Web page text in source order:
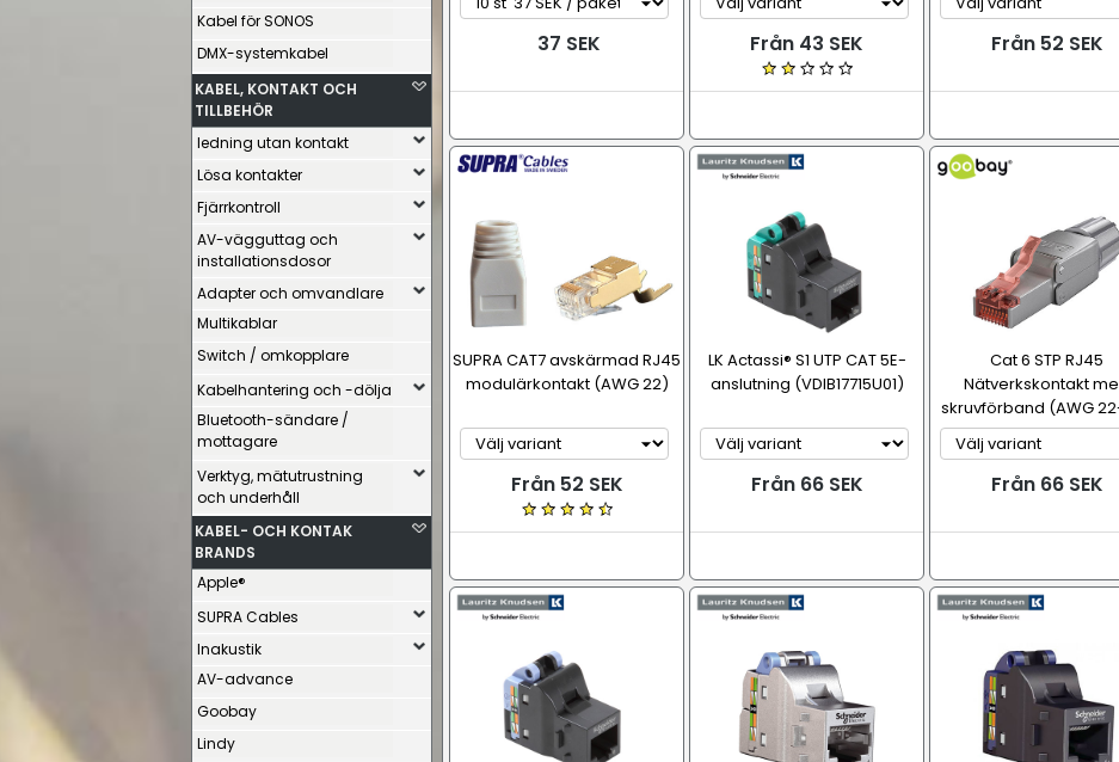
Kabel för SONOS
DMX-systemkabel
KABEL, KONTAKT OCH
TILLBEHÖR
ledning utan kontakt
Lösa kontakter
Fjärrkontroll
AV-vägguttag och
installationsdosor
Adapter och omvandlare
Multikablar
Switch / omkopplare
Kabelhantering och -dölja
Bluetooth-sändare /
mottagare
Verktyg, mätutrustning
och underhåll
KABEL- OCH KONTAK
BRANDS
Apple®
SUPRA Cables
Inakustik
AV-advance
Goobay
Lindy
37 SEK Från 43 SEK Från 52 SEK
SUPRA CAT7 avskärmad RJ45
modulärkontakt (AWG 22)
Från 52 SEK
LK Actassi® S1 UTP CAT 5E-
anslutning (VDIB17715U01)
Från 66 SEK
Cat 6 STP RJ45
Nätverkskontakt
skruvförband (AWG
Från 66 SEK